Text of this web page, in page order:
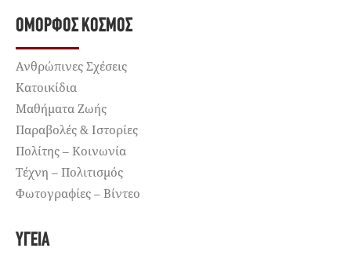
ΌΜΟΡΦΟΣ ΚΌΣΜΟΣ
Ανθρώπινες Σχέσεις
Κατοικίδια
Μαθήματα Ζωής
Παραβολές & Ιστορίες
Πολίτης – Κοινωνία
Τέχνη – Πολιτισμός
Φωτογραφίες – Βίντεο
ΥΓΕΊΑ